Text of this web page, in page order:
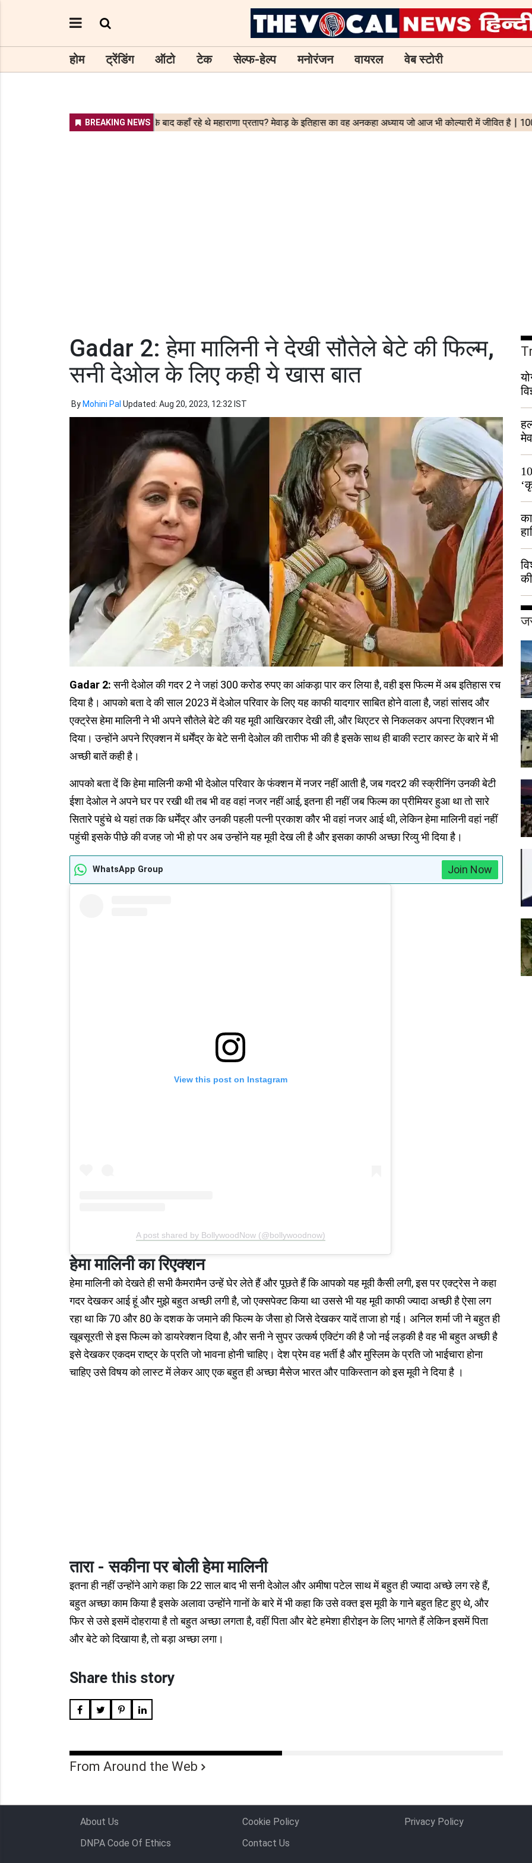
होम ट्रेंडिंग ऑटो टेक सेल्फ-हेल्प मनोरंजन वायरल वेब स्टोरी
Gadar 2: हेमा मालिनी ने देखी सौतेले बेटे की फिल्म,
सनी देओल के लिए कही ये खास बात
By Mohini Pal Updated: Aug 20, 2023, 12:32 IST
Gadar 2:सनी देओल की गदर 2 ने जहां 300 करोड रुपए का आंकड़ा पार कर लिया है, वही इस फिल्म में अब इतिहास रच
दिया है। आपको बता दे की साल 2023 में देओल परिवार के लिए यह काफी यादगार साबित होने वाला है, जहां सांसद और
एक्ट्रेस हेमा मालिनी ने भी अपने सौतेले बेटे की यह मूवी आखिरकार देखी ली, और थिएटर से निकलकर अपना रिएक्शन भी
दिया। उन्होंने अपने रिएक्शन में धर्मेंद्र के बेटे सनी देओल की तारीफ भी की है इसके साथ ही बाकी स्टार कास्ट के बारे में भी
अच्छी बातें कही है।
आपको बता दें कि हेमा मालिनी कभी भी देओल परिवार के फंक्शन में नजर नहीं आती है, जब गदर2 की स्क्रीनिंग उनकी बेटी
ईशा देओल ने अपने घर पर रखी थी तब भी वह वहां नजर नहीं आई, इतना ही नहीं जब फिल्म का प्रीमियर हुआ था तो सारे
सितारे पहुंचे थे यहां तक कि धर्मेंद्र और उनकी पहली पत्नी प्रकाश कौर भी वहां नजर आई थी, लेकिन हेमा मालिनी वहां नहीं
पहुंची इसके पीछे की वजह जो भी हो पर अब उन्होंने यह मूवी देख ली है और इसका काफी अच्छा रिव्यु भी दिया है।
WhatsApp Group Join Now
View this post on Instagram
A post shared by BollywoodNow (@bollywoodnow)
हेमा मालिनी का रिएक्शन
हेमा मालिनी को देखते ही सभी कैमरामैन उन्हें घेर लेते हैं और पूछते हैं कि आपको यह मूवी कैसी लगी, इस पर एक्ट्रेस ने कहा
गदर देखकर आई हूं और मुझे बहुत अच्छी लगी है, जो एक्सपेक्ट किया था उससे भी यह मूवी काफी ज्यादा अच्छी है ऐसा लग
रहा था कि 70 और 80 के दशक के जमाने की फिल्म के जैसा हो जिसे देखकर यादें ताजा हो गई। अनिल शर्मा जी ने बहुत ही
खूबसूरती से इस फिल्म को डायरेक्शन दिया है, और सनी ने सुपर उत्कर्ष एक्टिंग की है जो नई लड़की है वह भी बहुत अच्छी है
इसे देखकर एकदम राष्ट्र के प्रति जो भावना होनी चाहिए। देश प्रेम वह भर्ती है और मुस्लिम के प्रति जो भाईचारा होना
चाहिए उसे विषय को लास्ट में लेकर आए एक बहुत ही अच्छा मैसेज भारत और पाकिस्तान को इस मूवी ने दिया है ।
तारा - सकीना पर बोली हेमा मालिनी
इतना ही नहीं उन्होंने आगे कहा कि 22 साल बाद भी सनी देओल और अमीषा पटेल साथ में बहुत ही ज्यादा अच्छे लग रहे हैं,
बहुत अच्छा काम किया है इसके अलावा उन्होंने गानों के बारे में भी कहा कि उसे वक्त इस मूवी के गाने बहुत हिट हुए थे, और
फिर से उसे इसमें दोहराया है तो बहुत अच्छा लगता है, वहीं पिता और बेटे हमेशा हीरोइन के लिए भागते हैं लेकिन इसमें पिता
और बेटे को दिखाया है, तो बड़ा अच्छा लगा।
Share this story
From Around the Web
हुई
About Us Cookie Policy Privacy Policy
DNPA Code Of Ethics
Contact Us